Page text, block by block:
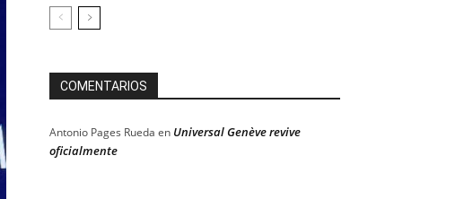
COMENTARIOS
Antonio Pages Rueda en Universal Genève revive
oficialmente